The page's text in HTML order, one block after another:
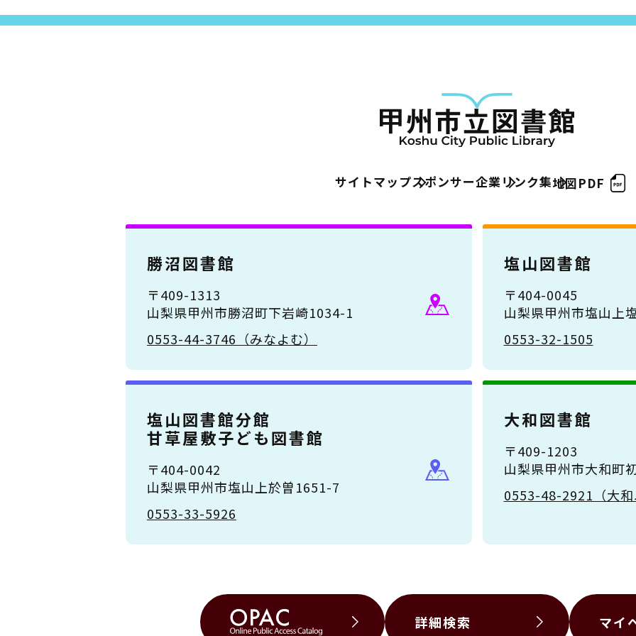
サイトマップスポンサー企業リンク集地図PDF
勝沼図書館
〒409-1313
山梨県甲州市勝沼町下岩崎1034-1
0553-44-3746（みなよむ）
塩山図書館
〒404-0045
山梨県甲州市塩山上
0553-32-1505
塩山図書館分館
甘草屋敷子ども図書館
〒404-0042
山梨県甲州市塩山上於曽1651-7
0553-33-5926
大和図書館
〒409-1203
山梨県甲州市大和町
0553-48-2921（大
詳細検索 マイ